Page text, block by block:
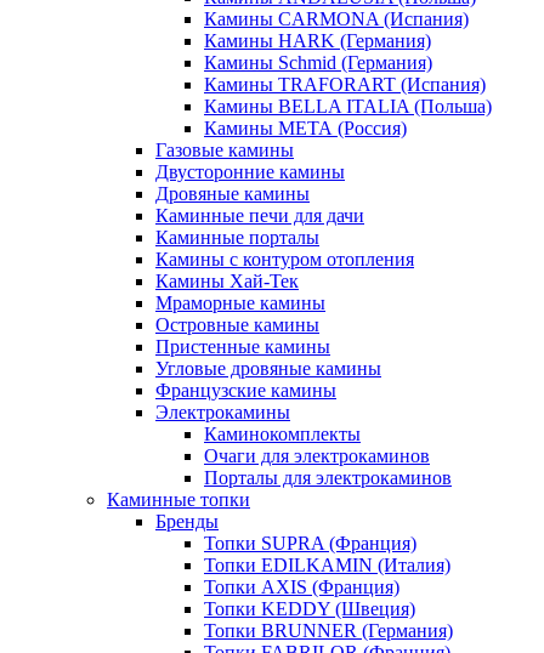
Камины CARMONA (Испания)
Камины HARK (Германия)
Камины Schmid (Германия)
Камины TRAFORART (Испания)
Камины BELLA ITALIA (Польша)
Камины МЕТА (Россия)
Газовые камины
Двусторонние камины
Дровяные камины
Каминные печи для дачи
Каминные порталы
Камины с контуром отопления
Камины Хай-Тек
Мраморные камины
Островные камины
Пристенные камины
Угловые дровяные камины
Французские камины
Электрокамины
Каминокомплекты
Очаги для электрокаминов
Порталы для электрокаминов
Каминные топки
Бренды
Топки SUPRA (Франция)
Топки EDILKAMIN (Италия)
Топки AXIS (Франция)
Топки KEDDY (Швеция)
Топки BRUNNER (Германия)